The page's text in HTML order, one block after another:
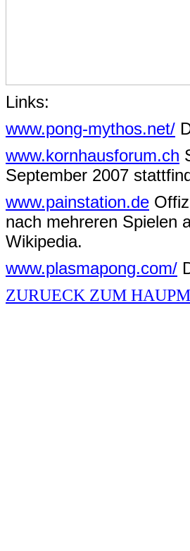
Links:
www.pong-mythos.net/
www.kornhausforum.ch
September 2007
www.painstation.de
nach mehreren Spielen
Wikipedia.
www.plasmapong.com/
ZURUECK ZUM